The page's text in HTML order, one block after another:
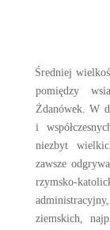
Średniej
pomiędzy
Żdanówek. W
i
niezbyt
zawsze
rzymsko-
ziemskich,